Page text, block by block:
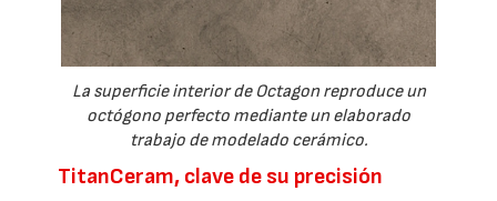
La superficie interior de Octagon reproduce un
octógono perfecto mediante un elaborado
trabajo de modelado cerámico.
TitanCeram, clave de su precisión